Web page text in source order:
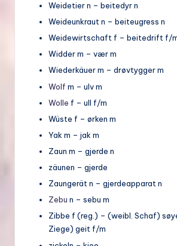
Weidetier n – beitedyr n
Weideunkraut n – beiteugress n
Weidewirtschaft f – beitedrift f/
Widder m – vær m
Wiederkäuer m – drøvtygger m
Wolf m – ulv m
Wolle f – ull f/m
Wüste f – ørken m
Yak m – jak m
Zaun m – gjerde n
zäunen – gjerde
Zaungerät n – gjerdeapparat n
Zebu n – sebu m
Zibbe f (reg.) – (weibl. Schaf)
Ziege) geit f/m